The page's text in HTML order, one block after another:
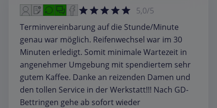
5,0/5
Terminvereinbarung auf die Stunde/Minute
genau war möglich. Reifenwechsel war im 30
Minuten erledigt. Somit minimale Wartezeit in
angenehmer Umgebung mit spendiertem sehr
gutem Kaffee. Danke an reizenden Damen und
den tollen Service in der Werkstatt!!! Nach GD-
Bettringen gehe ab sofort wieder